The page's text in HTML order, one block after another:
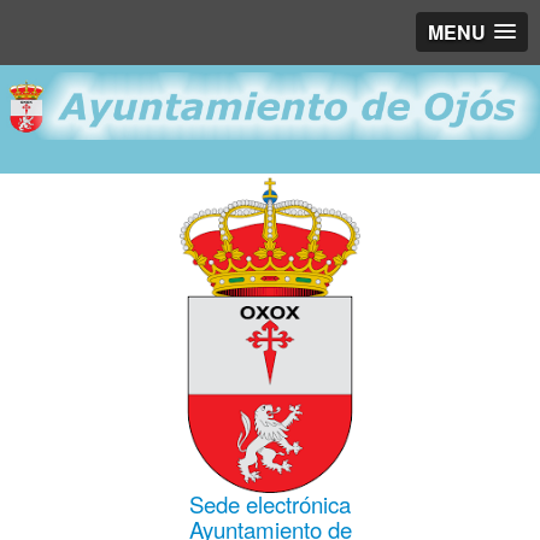
MENU
Sede electrónica
Ayuntamiento de